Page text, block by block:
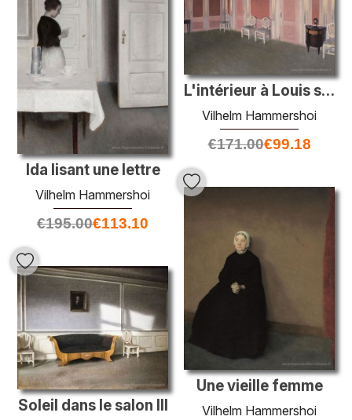
Ida lisant une lettre
Vilhelm Hammershoi
€195.00€113.10
L'intérieur à Louis saisit le style. De la maison de l'artiste.
Vilhelm Hammershoi
€171.00€99.18
Une vieille femme
Vilhelm Hammershoi
Soleil dans le salon III